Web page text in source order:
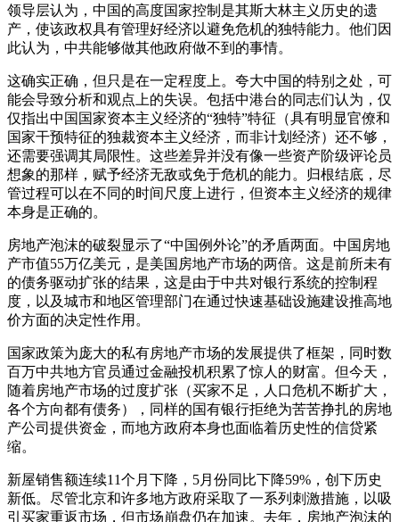
领导层认为，中国的高度国家控制是其斯大林主义历史的遗
产，使该政权具有管理好经济以避免危机的独特能力。他们因
此认为，中共能够做其他政府做不到的事情。
这确实正确，但只是在一定程度上。夸大中国的特别之处，可
能会导致分析和观点上的失误。包括中港台的同志们认为，仅
仅指出中国国家资本主义经济的“独特”特征（具有明显官僚和
国家干预特征的独裁资本主义经济，而非计划经济）还不够，
还需要强调其局限性。这些差异并没有像一些资产阶级评论员
想象的那样，赋予经济无敌或免于危机的能力。归根结底，尽
管过程可以在不同的时间尺度上进行，但资本主义经济的规律
本身是正确的。
房地产泡沫的破裂显示了“中国例外论”的矛盾两面。中国房地
产市值55万亿美元，是美国房地产市场的两倍。这是前所未有
的债务驱动扩张的结果，这是由于中共对银行系统的控制程
度，以及城市和地区管理部门在通过快速基础设施建设推高地
价方面的决定性作用。
国家政策为庞大的私有房地产市场的发展提供了框架，同时数
百万中共地方官员通过金融投机积累了惊人的财富。但今天，
随着房地产市场的过度扩张（买家不足，人口危机不断扩大，
各个方向都有债务），同样的国有银行拒绝为苦苦挣扎的房地
产公司提供资金，而地方政府本身也面临着历史性的信贷紧
缩。
新屋销售额连续11个月下降，5月份同比下降59%，创下历史
新低。尽管北京和许多地方政府采取了一系列刺激措施，以吸
引买家重返市场，但市场崩盘仍在加速。去年，房地产泡沫的